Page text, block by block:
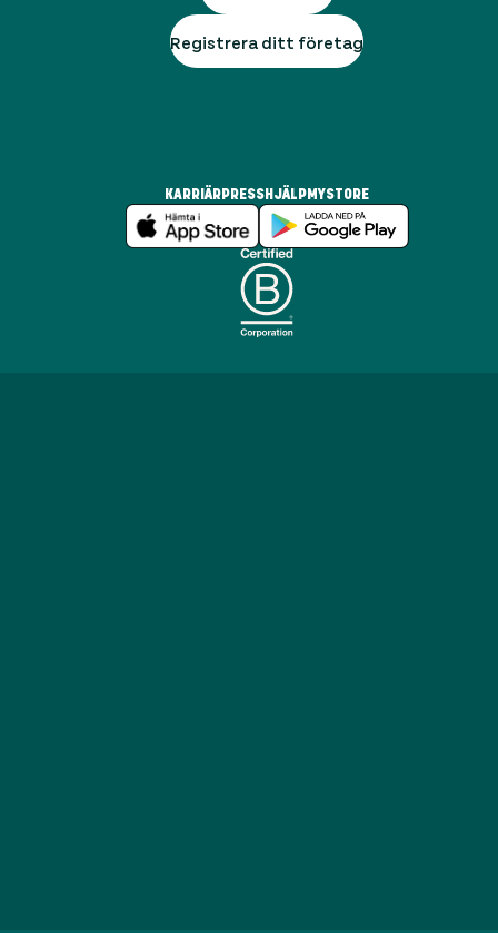
Registrera ditt företag
KARRIÄR PRESS HJÄLP MYSTORE